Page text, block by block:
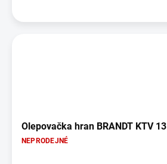
Olepovačka hran BRANDT KTV 13
NEPRODEJNÉ